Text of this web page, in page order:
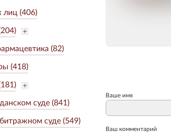
лиц (406)
(82)
(418)
суде (841)
суде (549)
Ваше имя
Ваш комментарий